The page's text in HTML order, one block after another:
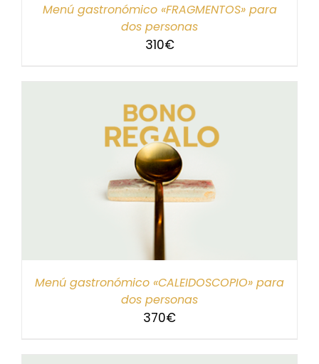
Menú gastronómico «FRAGMENTOS» para
dos personas
310€
Menú gastronómico «CALEIDOSCOPIO» para
dos personas
370€